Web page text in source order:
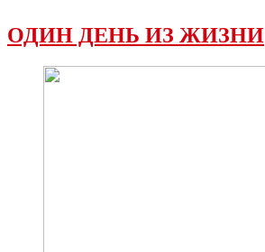
ОДИН ДЕНЬ ИЗ ЖИЗНИ